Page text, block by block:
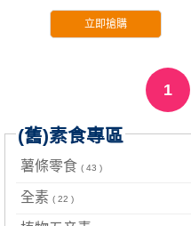
立即搶購
1
(舊)素食專區
薯條零食 ( 43 )
全素 ( 22 )